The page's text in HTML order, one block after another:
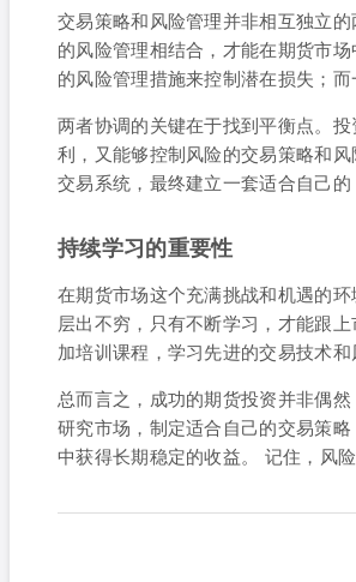
交易策略和风险管理并非相互独立
的风险管理相结合，才能在期货市
的风险管理措施来控制潜在损失；
两者协调的关键在于找到平衡点。
利，又能够控制风险的交易策略和
交易系统，最终建立一套适合自己的
持续学习的重要性
在期货市场这个充满挑战和机遇的
层出不穷，只有不断学习，才能跟
加培训课程，学习先进的交易技术
总而言之，成功的期货投资并非偶
研究市场，制定适合自己的交易策
中获得长期稳定的收益。 记住，风